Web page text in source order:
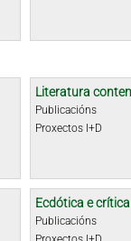
Literatura
Publicacións
Proxectos I+D
Ecdótica e
Publicacións